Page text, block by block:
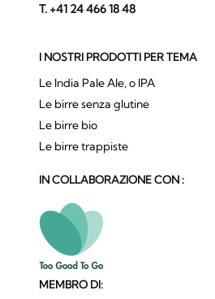
T. +41 24 466 18 48
I NOSTRI PRODOTTI PER TEMA
Le India Pale Ale, o IPA
Le birre senza glutine
Le birre bio
Le birre trappiste
IN COLLABORAZIONE CON :
MEMBRO DI: